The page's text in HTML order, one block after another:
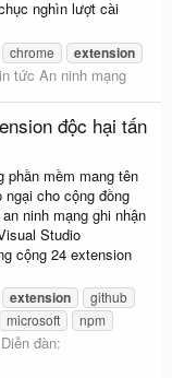
nghìn lượt cài
chrome extension
tức An ninh mạng
độc hại tấn
phần mềm mang tên
cho cộng đồng
ninh mạng ghi nhận
Studio
cộng 24 extension
extension
github
microsoft
npm
Diễn đàn: